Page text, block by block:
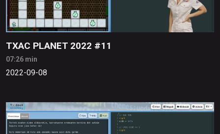
TXAC PLANET 2022 #11
07:26 min
2022-09-08